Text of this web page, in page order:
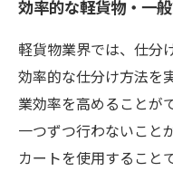
効率的な軽貨物・一
軽貨物業界では、仕分
効率的な仕分け方法を
業効率を高めることが
一つずつ行わないこと
カートを使用すること